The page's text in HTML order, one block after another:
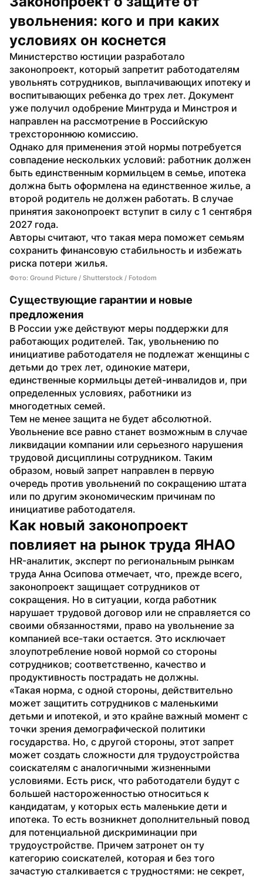
увольнения: кого и при каких
условиях он коснется
Министерство юстиции разработало
законопроект, который запретит работодателям
увольнять сотрудников, выплачивающих ипотеку и
воспитывающих ребенка до трех лет. Документ
уже получил одобрение Минтруда и Минстроя и
направлен на рассмотрение в Российскую
трехстороннюю комиссию.
Однако для применения этой нормы потребуется
совпадение нескольких условий: работник должен
быть единственным кормильцем в семье, ипотека
должна быть оформлена на единственное жилье, а
второй родитель не должен работать. В случае
принятия законопроект вступит в силу с 1 сентября
2027 года.
Авторы считают, что такая мера поможет семьям
сохранить финансовую стабильность и избежать
риска потери жилья.
Фото: Ground Picture / Shutterstock / Fotodom
Существующие гарантии и новые
предложения
В России уже действуют меры поддержки для
работающих родителей. Так, увольнению по
инициативе работодателя не подлежат женщины с
детьми до трех лет, одинокие матери,
единственные кормильцы детей-инвалидов и, при
определенных условиях, работники из
многодетных семей.
Тем не менее защита не будет абсолютной.
Увольнение все равно станет возможным в случае
ликвидации компании или серьезного нарушения
трудовой дисциплины сотрудником. Таким
образом, новый запрет направлен в первую
очередь против увольнений по сокращению штата
или по другим экономическим причинам по
инициативе работодателя.
Как новый законопроект
повлияет на рынок труда ЯНАО
HR-аналитик, эксперт по региональным рынкам
труда Анна Осипова отмечает, что, прежде всего,
законопроект защищает сотрудников от
сокращения. Но в ситуации, когда работник
нарушает трудовой договор или не справляется со
своими обязанностями, право на увольнение за
компанией все-таки остается. Это исключает
злоупотребление новой нормой со стороны
сотрудников; соответственно, качество и
продуктивность пострадать не должны.
«Такая норма, с одной стороны, действительно
может защитить сотрудников с маленькими
детьми и ипотекой, и это крайне важный момент с
точки зрения демографической политики
государства. Но, с другой стороны, этот запрет
может создать сложности для трудоустройства
соискателям с аналогичными жизненными
условиями. Есть риск, что работодатели будут с
большей настороженностью относиться к
кандидатам, у которых есть маленькие дети и
ипотека. То есть возникнет дополнительный повод
для потенциальной дискриминации при
трудоустройстве. Причем затронет он ту
категорию соискателей, которая и без того
зачастую сталкивается с трудностями: не секрет,